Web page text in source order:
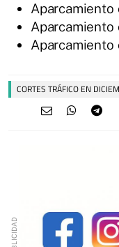
Aparcamiento
Aparcamiento
Aparcamiento
CORTES TRÁFICO EN